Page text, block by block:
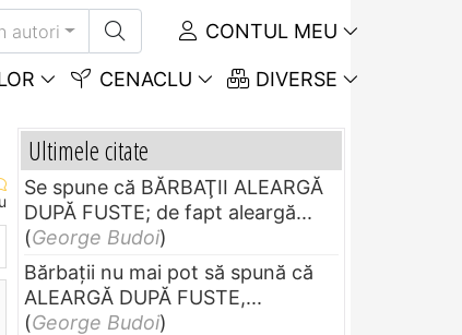
autori CONTUL MEU
CENACLU DIVERSE
Ultimele citate
Se spune că BĂRBAŢII ALEARGĂ
DUPĂ FUSTE; de fapt aleargă...
(George Budoi)
Bărbaţii nu mai pot să spună că
ALEARGĂ DUPĂ FUSTE,...
(George Budoi)